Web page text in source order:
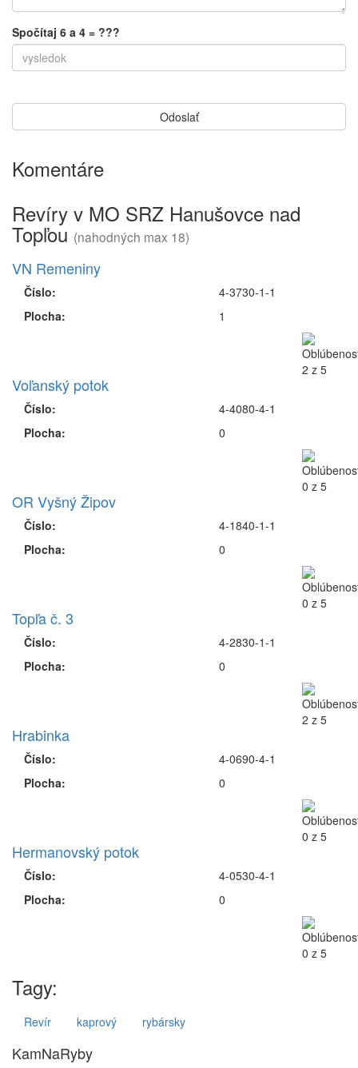
Spočítaj 6 a 4 = ???
Komentáre
Revíry v MO SRZ Hanušovce nad
Topľou (nahodných max 18)
VN Remeniny
Číslo:
Plocha:
4-3730-1-1
1
Voľanský potok
Číslo:
Plocha:
4-4080-4-1
0
OR Vyšný Žipov
Číslo:
Plocha:
4-1840-1-1
0
Topľa č. 3
Číslo:
Plocha:
4-2830-1-1
0
Hrabinka
Číslo:
Plocha:
4-0690-4-1
0
Hermanovský potok
Číslo:
Plocha:
4-0530-4-1
0
Tagy:
Revír kaprový rybársky
KamNaRyby